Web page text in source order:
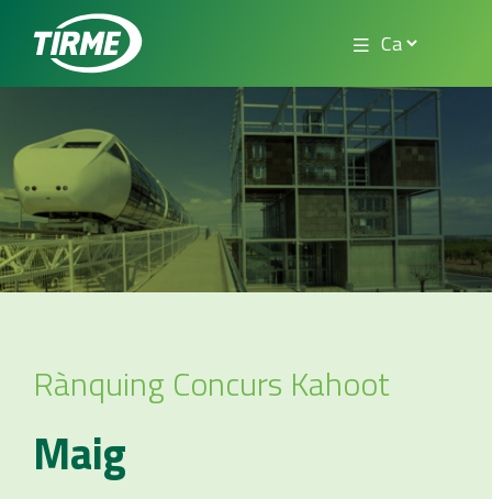
Rànquing Concurs Kahoot
Maig